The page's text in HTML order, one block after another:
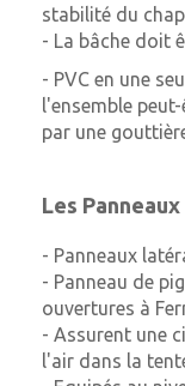
stabilité du
- La bâche doit
- PVC en une
l'ensemble
par une
Les
- Panneaux
- Panneau de
ouvertures à
- Assurent une
l'air dans la